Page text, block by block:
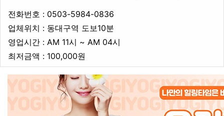
전화번호 : 0503-5984-0836
업체위치 : 동대구역 도보10분
영업시간 : AM 11시 ~ AM 04시
최저금액 : 100,000원
본문